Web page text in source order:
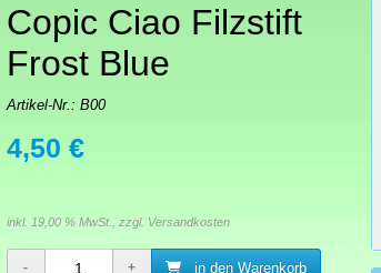
Copic Ciao Filzstift
Frost Blue
Artikel-Nr.: B00
4,50 €
inkl. 19,00 % MwSt., zzgl. Versandkosten
in den Warenkorb